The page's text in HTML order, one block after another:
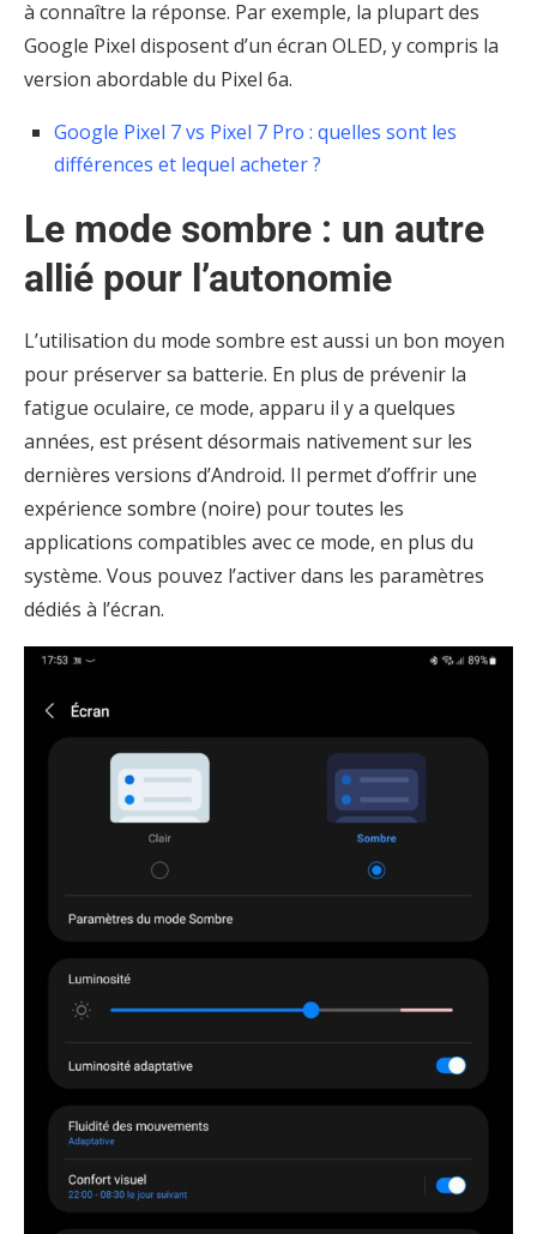
à connaître la réponse. Par exemple, la plupart des
Google Pixel disposent d’un écran OLED, y compris la
version abordable du Pixel 6a.
Google Pixel 7 vs Pixel 7 Pro : quelles sont les
différences et lequel acheter ?
Le mode sombre : un autre
allié pour l’autonomie
L’utilisation du mode sombre est aussi un bon moyen
pour préserver sa batterie. En plus de prévenir la
fatigue oculaire, ce mode, apparu il y a quelques
années, est présent désormais nativement sur les
dernières versions d’Android. Il permet d’offrir une
expérience sombre (noire) pour toutes les
applications compatibles avec ce mode, en plus du
système. Vous pouvez l’activer dans les paramètres
dédiés à l’écran.